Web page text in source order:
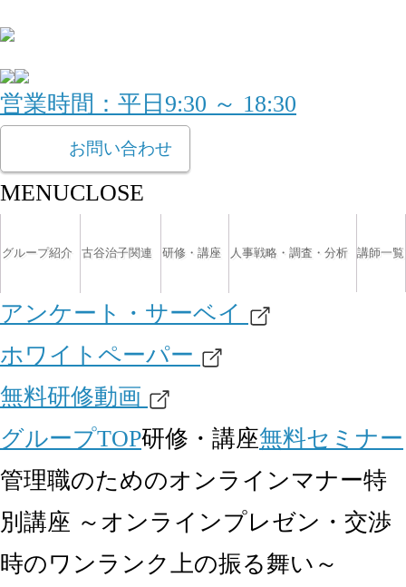
営業時間：平日9:30 ～ 18:30
お問い合わせ
MENUCLOSE
グループ紹介 古谷治子関連 研修・講座 人事戦略・調査・分析 講師一覧
アンケート・サーベイ
ホワイトペーパー
無料研修動画
グループTOP研修・講座無料セミナー
管理職のためのオンラインマナー特
別講座 ～オンラインプレゼン・交渉
時のワンランク上の振る舞い～